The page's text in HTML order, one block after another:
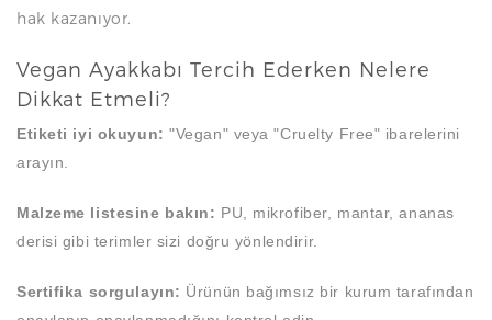
hak kazanıyor.
Vegan Ayakkabı Tercih Ederken Nelere
Dikkat Etmeli?
Etiketi iyi okuyun: "Vegan" veya "Cruelty Free" ibarelerini
arayın.
Malzeme listesine bakın: PU, mikrofiber, mantar, ananas
derisi gibi terimler sizi doğru yönlendirir.
Sertifika sorgulayın: Ürünün bağımsız bir kurum tarafından